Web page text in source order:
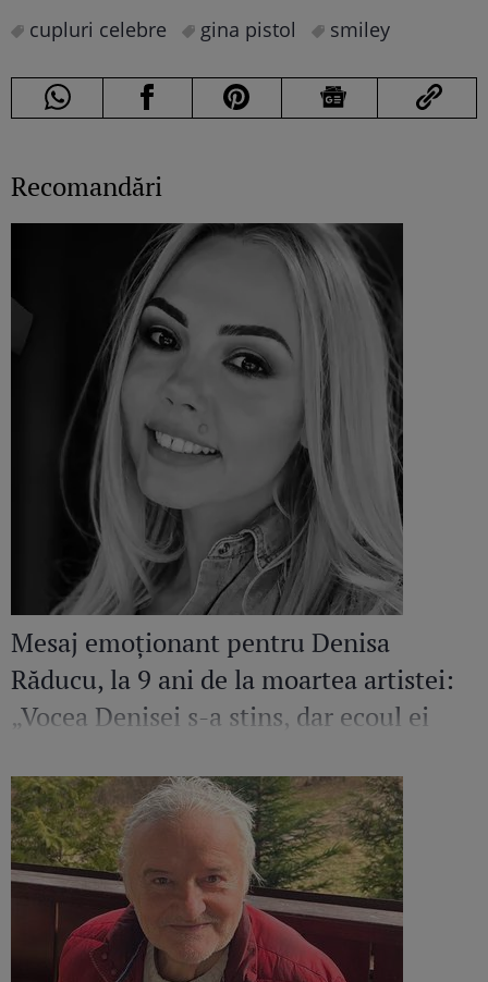
cupluri celebre gina pistol smiley
Recomandări
Mesaj emoționant pentru Denisa
Răducu, la 9 ani de la moartea artistei:
„Vocea Denisei s-a stins, dar ecoul ei